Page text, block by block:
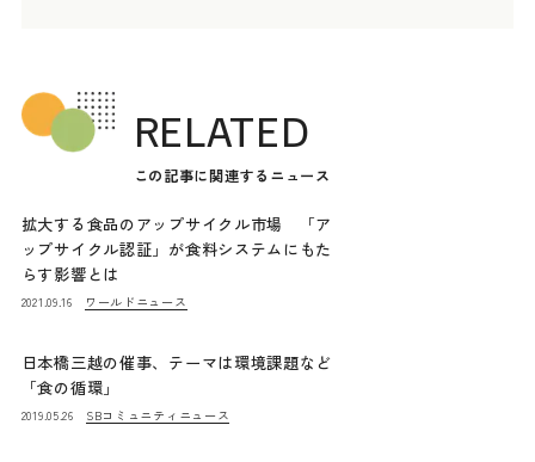
RELATED
この記事に関連するニュース
拡大する食品のアップサイクル市場 「ア
ップサイクル認証」が食料システムにもた
らす影響とは
2021.09.16 ワールドニュース
日本橋三越の催事、テーマは環境課題など
「食の循環」
2019.05.26 SBコミュニティニュース